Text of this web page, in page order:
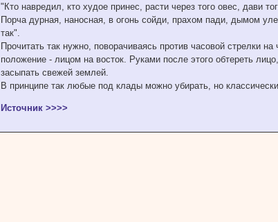
"Кто навредил, кто худое принес, расти через того овес, дави
Порча дурная, наносная, в огонь сойди, прахом пади, дымом
так".
Прочитать так нужно, поворачиваясь против часовой стрелки
положение - лицом на восток. Руками после этого обтереть
засыпать свежей землей.
В принципе так любые под клады можно убирать, но
Источник >>>>